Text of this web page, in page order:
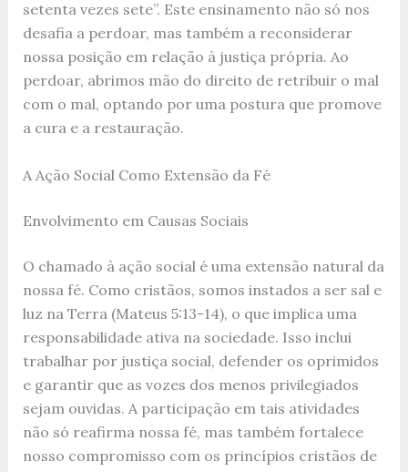
setenta vezes sete”. Este ensinamento não só nos
desafia a perdoar, mas também a reconsiderar
nossa posição em relação à justiça própria. Ao
perdoar, abrimos mão do direito de retribuir o mal
com o mal, optando por uma postura que promove
a cura e a restauração.
A Ação Social Como Extensão da Fé
Envolvimento em Causas Sociais
O chamado à ação social é uma extensão natural da
nossa fé. Como cristãos, somos instados a ser sal e
luz na Terra (Mateus 5:13-14), o que implica uma
responsabilidade ativa na sociedade. Isso inclui
trabalhar por justiça social, defender os oprimidos
e garantir que as vozes dos menos privilegiados
sejam ouvidas. A participação em tais atividades
não só reafirma nossa fé, mas também fortalece
nosso compromisso com os princípios cristãos de